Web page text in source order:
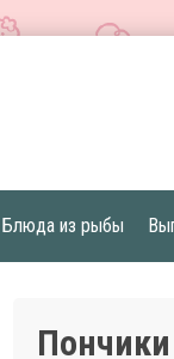
Блюда из рыбы